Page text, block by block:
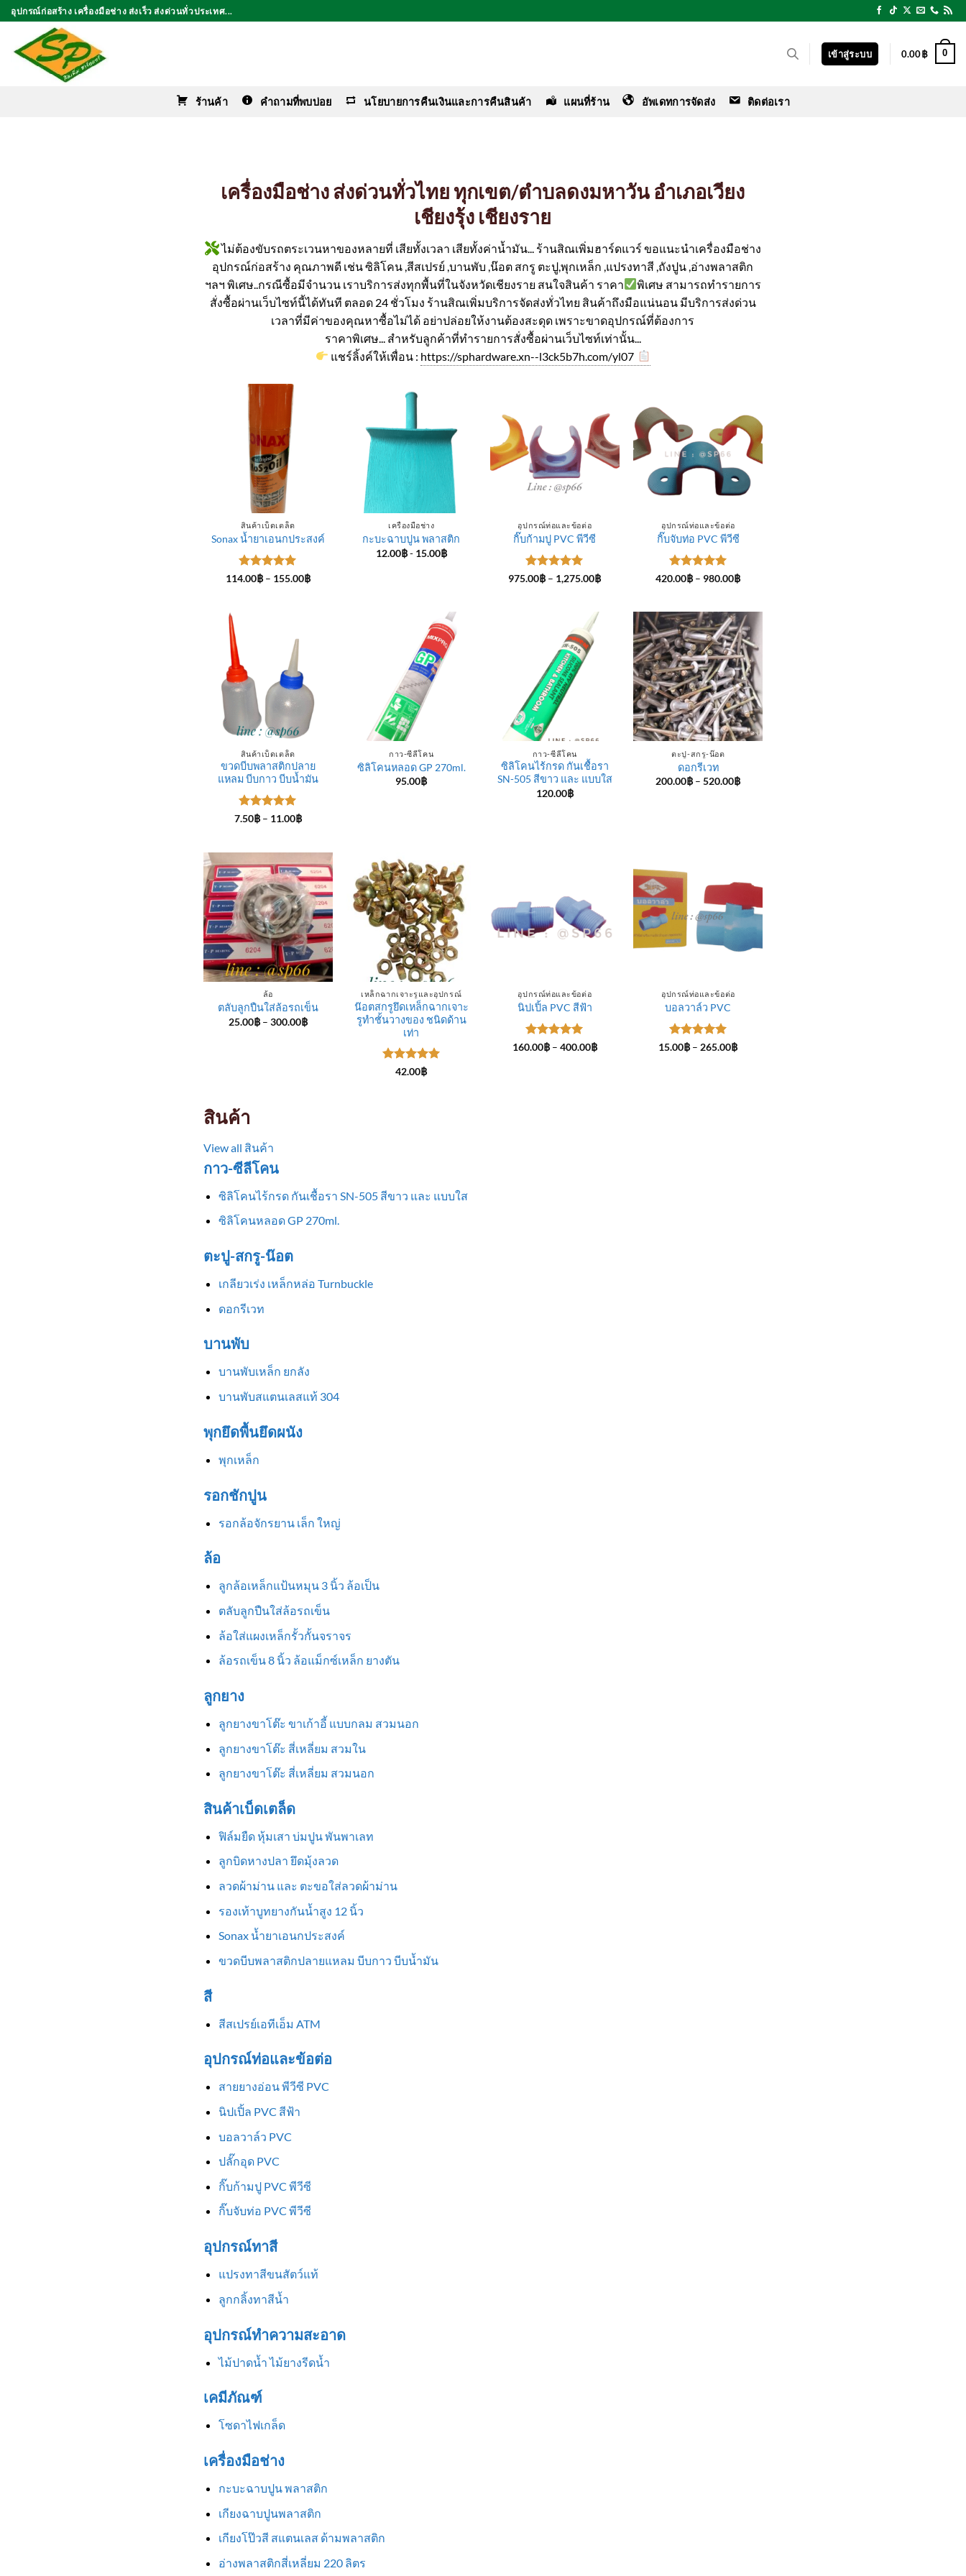
ข้าม
ไป
เนื้อหา
อุปกรณ์ก่อสร้าง เครื่องมือช่าง ส่งเร็ว ส่งด่วนทั่วประเทศ...
เข้าสู่ระบบ 0.00฿ 0
ร้านค้า คำถามที่พบบ่อย นโยบายการคืนเงินและการคืนสินค้า แผนที่ร้าน อัพเดทการจัดส่ง ติดต่อเรา
เครื่องมือช่าง ส่งด่วนทั่วไทย ทุกเขต/ตำบลดงมหาวัน อำเภอเวียง
เชียงรุ้ง เชียงราย
ไม่ต้องขับรถตระเวนหาของหลายที่ เสียทั้งเวลา เสียทั้งค่าน้ำมัน... ร้านสิณเพิ่มฮาร์ดแวร์ ขอแนะนำเครื่องมือช่าง
อุปกรณ์ก่อสร้าง คุณภาพดี เช่น ซิลิโคน ,สีสเปรย์ ,บานพับ ,น๊อต สกรู ตะปู,พุกเหล็ก ,แปรงทาสี ,ถังปูน ,อ่างพลาสติก
ฯลฯ พิเศษ..กรณีซื้อมีจำนวน เราบริการส่งทุกพื้นที่ในจังหวัดเชียงราย สนใจสินค้า ราคา
พิเศษ สามารถทำรายการ
สั่งซื้อผ่านเว็บไซท์นี้ได้ทันที ตลอด 24 ชั่วโมง ร้านสิณเพิ่มบริการจัดส่งทั่วไทย สินค้าถึงมือแน่นอน มีบริการส่งด่วน
เวลาที่มีค่าของคุณหาซื้อไม่ได้ อย่าปล่อยให้งานต้องสะดุด เพราะขาดอุปกรณ์ที่ต้องการ
ราคาพิเศษ... สำหรับลูกค้าที่ทำรายการสั่งซื้อผ่านเว็บไซท์เท่านั้น...
แชร์ลิ้งค์ให้เพื่อน : https://sphardware.xn--l3ck5b7h.com/yl07
สินค้าเบ็ดเตล็ด
Sonax น้ำยาเอนกประสงค์
ให้คะแนน
114.00฿ – 155.00฿Price
เครื่องมือช่าง
กะบะฉาบปูน พลาสติก
12.00฿- 15.00฿
อุปกรณ์ท่อและข้อต่อ
กิ๊บก้ามปู PVC พีวีซี
ให้คะแนน
975.00฿ – 1,275.00฿Price
1,275.00฿
อุปกรณ์ท่อและข้อต่อ
กิ๊บจับท่อ PVC พีวีซี
ให้คะแนน
420.00฿ – 980.00฿Price
980.00฿
สินค้าเบ็ดเตล็ด
ขวดบีบพลาสติกปลาย
แหลม บีบกาว บีบน้ำมัน
ให้คะแนน
7.50฿ – 11.00฿Price
11.00฿
กาว-ซีลีโคน
ซิลิโคนหลอด GP 270ml.
95.00฿
กาว-ซีลีโคน
ซิลิโคนไร้กรด กันเชื้อรา
SN-505 สีขาว และ แบบใส
120.00฿
ตะปู-สกรู-น๊อต
ดอกรีเวท
200.00฿ – 520.00฿Price
ล้อ
ตลับลูกปืนใส่ล้อรถเข็น
25.00฿ – 300.00฿Price
เหล็กฉากเจาะรูและอุปกรณ์
น๊อตสกรูยึดเหล็กฉากเจาะ
รูทำชั้นวางของ ชนิดด้าน
เท่า
ให้คะแนน
42.00฿
อุปกรณ์ท่อและข้อต่อ
นิปเปิ้ล PVC สีฟ้า
ให้คะแนน
160.00฿ – 400.00฿Price
อุปกรณ์ท่อและข้อต่อ
บอลวาล์ว PVC
ให้คะแนน
15.00฿ – 265.00฿Price
สินค้า
View all สินค้า
กาว-ซีลีโคน
ซิลิโคนไร้กรด กันเชื้อรา SN-505 สีขาว และ แบบใส
ซิลิโคนหลอด GP 270ml.
ตะปู-สกรู-น๊อต
เกลียวเร่ง เหล็กหล่อ Turnbuckle
ดอกรีเวท
บานพับ
บานพับเหล็ก ยกลัง
บานพับสแตนเลสแท้ 304
พุกยึดพื้นยึดผนัง
พุกเหล็ก
รอกชักปูน
รอกล้อจักรยาน เล็ก ใหญ่
ล้อ
ลูกล้อเหล็กแป้นหมุน 3 นิ้ว ล้อเป็น
ตลับลูกปืนใส่ล้อรถเข็น
ล้อใส่แผงเหล็กรั้วกั้นจราจร
ล้อรถเข็น 8 นิ้ว ล้อแม็กซ์เหล็ก ยางตัน
ลูกยาง
ลูกยางขาโต๊ะ ขาเก้าอี้ แบบกลม สวมนอก
ลูกยางขาโต๊ะ สี่เหลี่ยม สวมใน
ลูกยางขาโต๊ะ สี่เหลี่ยม สวมนอก
สินค้าเบ็ดเตล็ด
ฟิล์มยืด หุ้มเสา บ่มปูน พันพาเลท
ลูกบิดหางปลา ยึดมุ้งลวด
ลวดผ้าม่าน และ ตะขอใส่ลวดผ้าม่าน
รองเท้าบูทยางกันน้ำสูง 12 นิ้ว
Sonax น้ำยาเอนกประสงค์
ขวดบีบพลาสติกปลายแหลม บีบกาว บีบน้ำมัน
สี
สีสเปรย์เอทีเอ็ม ATM
อุปกรณ์ท่อและข้อต่อ
สายยางอ่อน พีวีซี PVC
นิปเปิ้ล PVC สีฟ้า
บอลวาล์ว PVC
ปลั๊กอุด PVC
กิ๊บก้ามปู PVC พีวีซี
กิ๊บจับท่อ PVC พีวีซี
อุปกรณ์ทาสี
แปรงทาสีขนสัตว์แท้
ลูกกลิ้งทาสีน้ำ
อุปกรณ์ทำความสะอาด
ไม้ปาดน้ำ ไม้ยางรีดน้ำ
เคมีภัณฑ์
โซดาไฟเกล็ด
เครื่องมือช่าง
กะบะฉาบปูน พลาสติก
เกียงฉาบปูนพลาสติก
เกียงโป๊วสี สแตนเลส ด้ามพลาสติก
อ่างพลาสติกสี่เหลี่ยม 220 ลิตร